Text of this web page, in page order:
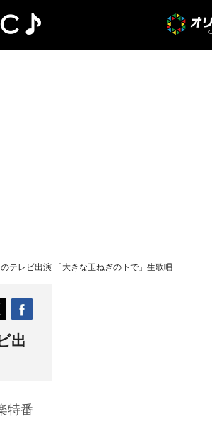
テレビ出演 「大きな玉ねぎの下で」生歌唱
出
特番